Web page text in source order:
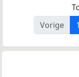
Vorige
1